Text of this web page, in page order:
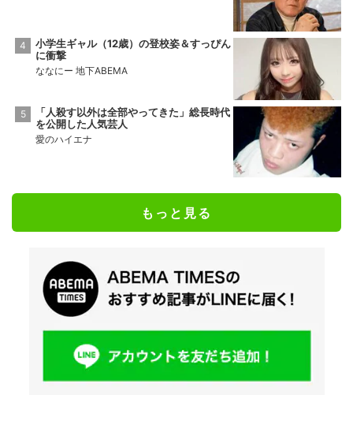
小学生ギャル（12歳）の登校姿＆すっぴん
に衝撃
ななにー 地下ABEMA
「人殺す以外は全部やってきた」総長時代
を公開した人気芸人
愛のハイエナ
もっと見る